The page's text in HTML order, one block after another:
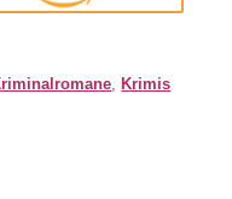
,Krimis